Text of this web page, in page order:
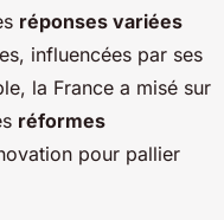
réponses variées
influencées par ses
la France a misé sur
réformes
pour pallier